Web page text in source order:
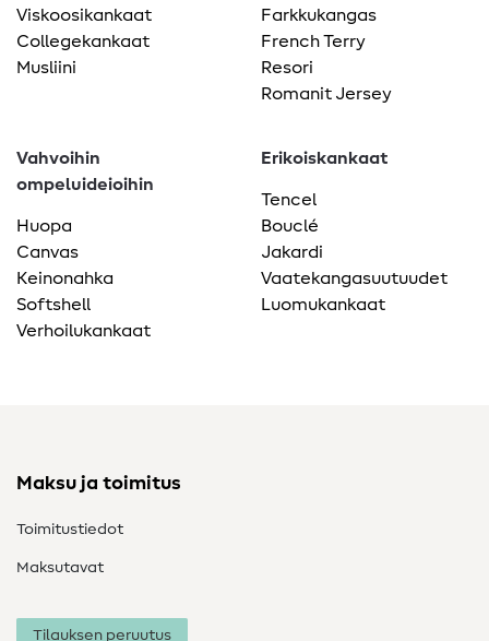
Viskoosikankaat
Collegekankaat
Musliini
Farkkukangas
French Terry
Resori
Romanit Jersey
Vahvoihin
ompeluideioihin
Huopa
Canvas
Keinonahka
Softshell
Verhoilukankaat
Erikoiskankaat
Tencel
Bouclé
Jakardi
Vaatekangasuutuudet
Luomukankaat
Maksu ja toimitus
Toimitustiedot
Maksutavat
Tilauksen peruutus